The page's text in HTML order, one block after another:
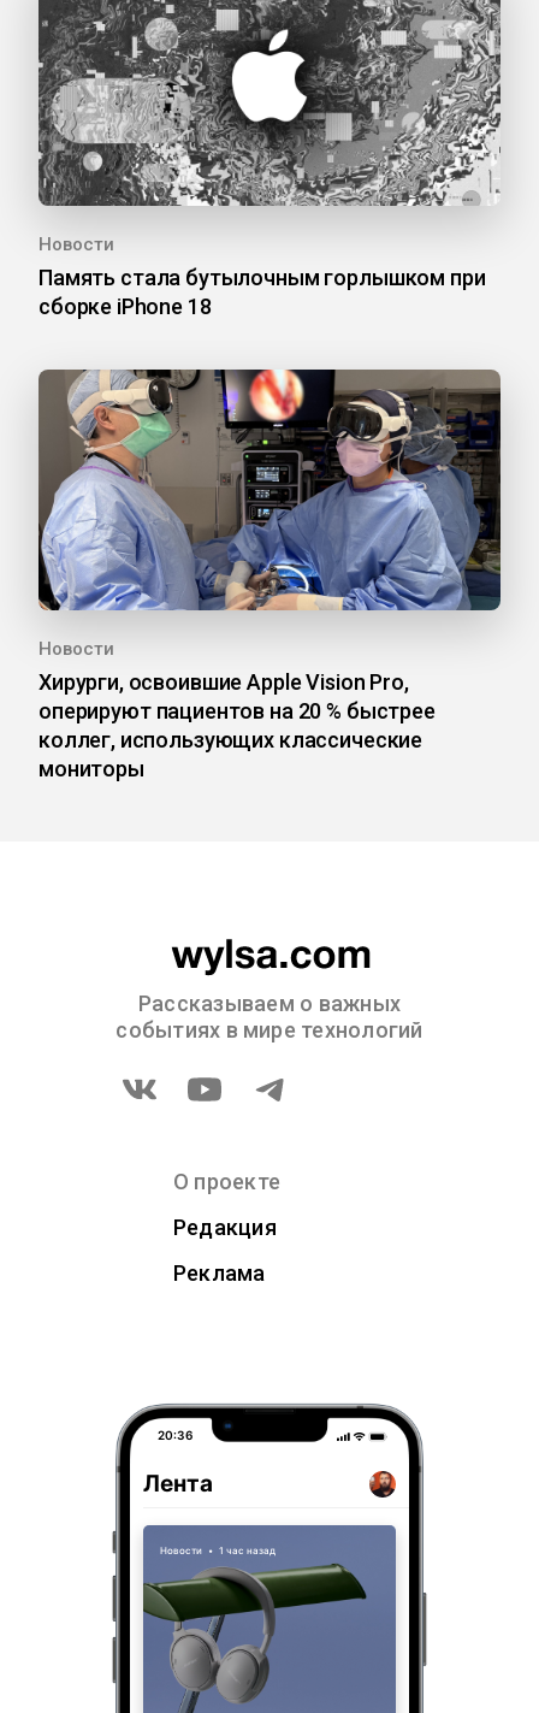
Новости
Память стала бутылочным горлышком при
сборке iPhone 18
Новости
Хирурги, освоившие Apple Vision Pro,
оперируют пациентов на 20 % быстрее
коллег, использующих классические
мониторы
Рассказываем о важных
событиях в мире технологий
О проекте
Редакция
Реклама
20:36
Лента
Новости • 1 час назад